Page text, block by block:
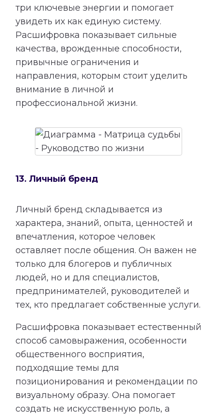
три ключевые энергии и помогает
увидеть их как единую систему.
Расшифровка показывает сильные
качества, врожденные способности,
привычные ограничения и
направления, которым стоит уделить
внимание в личной и
профессиональной жизни.
13. Личный бренд
Личный бренд складывается из
характера, знаний, опыта, ценностей и
впечатления, которое человек
оставляет после общения. Он важен не
только для блогеров и публичных
людей, но и для специалистов,
предпринимателей, руководителей и
тех, кто предлагает собственные услуги.
Расшифровка показывает естественный
способ самовыражения, особенности
общественного восприятия,
подходящие темы для
позиционирования и рекомендации по
визуальному образу. Она помогает
создать не искусственную роль, а